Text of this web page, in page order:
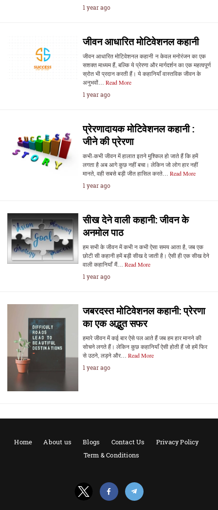
1 year ago
जीवन आधारित मोटिवेशनल कहानी
जीवन आधारित मोटिवेशनल कहानी न केवल मनोरंजन का एक
सशक्त माध्यम हैं, बल्कि ये प्रेरणा और मार्गदर्शन का एक महत्वपूर्ण
स्रोत भी प्रदान करती हैं। ये कहानियाँ वास्तविक जीवन के
अनुभवों… Read More
1 year ago
प्रेरणादायक मोटिवेशनल कहानी :
जीने की प्रेरणा
कभी-कभी जीवन में हालात इतने मुश्किल हो जाते हैं कि हमें
लगता है अब आगे कुछ नहीं बचा। लेकिन जो लोग हार नहीं
मानते, वही सबसे बड़ी जीत हासिल करते… Read More
1 year ago
सीख देने वाली कहानी: जीवन के
अनमोल पाठ
हम सभी के जीवन में कभी न कभी ऐसा समय आता है, जब एक
छोटी सी कहानी हमें बड़ी सीख दे जाती है। ऐसी ही एक सीख देने
वाली कहानियाँ मैं… Read More
1 year ago
जबरदस्त मोटिवेशनल कहानी: प्रेरणा
का एक अद्भुत सफर
हमारे जीवन में कई बार ऐसे पल आते हैं जब हम हार मानने की
सोचने लगते हैं। लेकिन कुछ कहानियाँ ऐसी होती हैं जो हमें फिर
से उठने, लड़ने और… Read More
1 year ago
Home About us Blogs Contact Us
Privacy Policy
Term & Conditions